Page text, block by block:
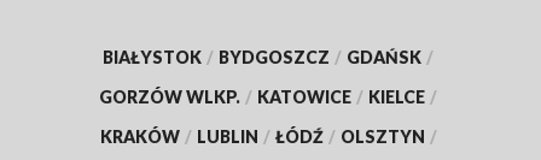
BIAŁYSTOK / BYDGOSZCZ / GDAŃSK /
GORZÓW WLKP. / KATOWICE / KIELCE /
KRAKÓW / LUBLIN / ŁÓDŹ / OLSZTYN /